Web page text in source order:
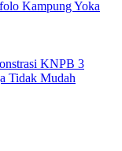
Kampung Yoka
KNPB 3
Tidak Mudah